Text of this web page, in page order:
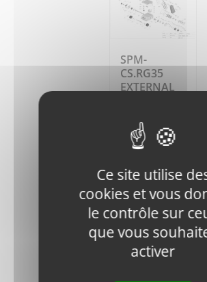
SPM-
CS.RG35
EXTERNAL
au
panier
Ce site utilise
cookies et vous
le contrôle sur
que vous
activer